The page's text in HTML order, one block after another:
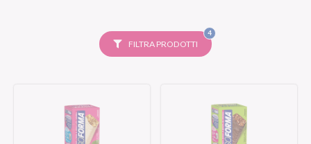
FILTRA PRODOTTI
4FILTRI
SELEZIONATI